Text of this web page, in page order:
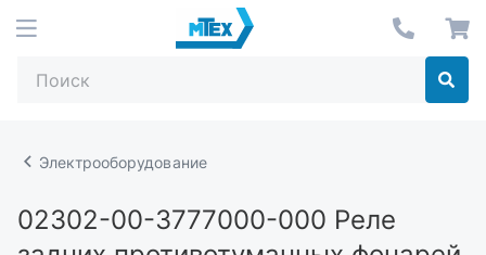
Электрооборудование
02302-00-3777000-000 Реле